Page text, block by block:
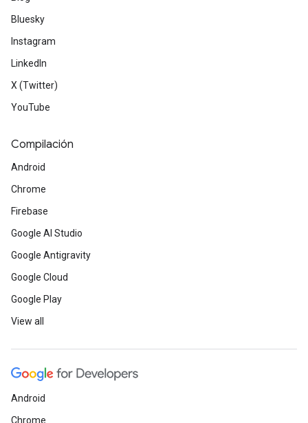
Bluesky
Instagram
LinkedIn
X (Twitter)
YouTube
Compilación
Android
Chrome
Firebase
Google AI Studio
Google Antigravity
Google Cloud
Google Play
View all
Android
Chrome